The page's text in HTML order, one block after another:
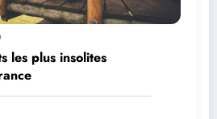
les plus insolites